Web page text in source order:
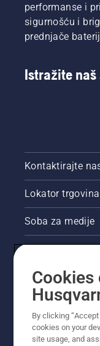
možete
raditi
dulje bez
zaustavljanja.
performanse i
sigurnošću i
prednjače
Istražite
Kontaktirajte
Lokator trgovina
Soba za medije
Akcije
Pravne
Ostale
Cookies
By clicking
cookies on your
site usage, and